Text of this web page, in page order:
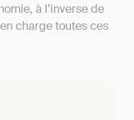
à l’inverse de
charge toutes ces